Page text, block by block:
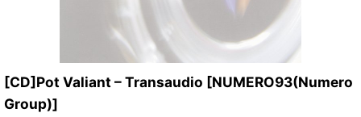
[CD]Pot Valiant – Transaudio [NUMERO93(Numero
Group)]